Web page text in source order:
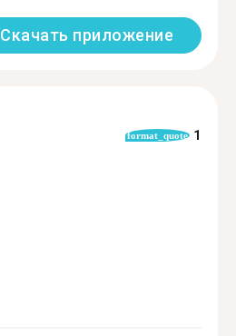
Скачать приложение
format_quote 1